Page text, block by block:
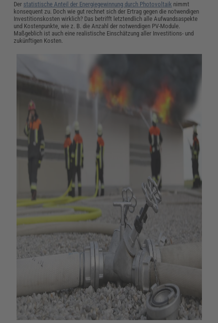
Der statistische Anteil der Energiegewinnung durch Photovoltaik nimmt
konsequent zu. Doch wie gut rechnet sich der Ertrag gegen die notwendigen
Investitionskosten wirklich? Das betrifft letztendlich alle Aufwandsaspekte
und Kostenpunkte, wie z. B. die Anzahl der notwendigen PV-Module.
Maßgeblich ist auch eine realistische Einschätzung aller Investitions- und
zukünftigen Kosten.